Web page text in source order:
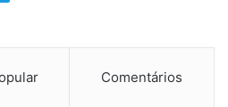
Comentários